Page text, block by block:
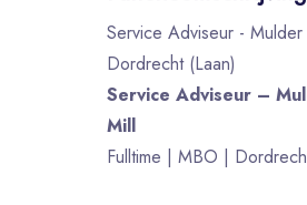
Service Adviseur - Mulder
Dordrecht (Laan)
Service Adviseur –
Mill
Fulltime | MBO |